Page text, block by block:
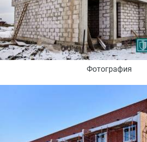
Фотография